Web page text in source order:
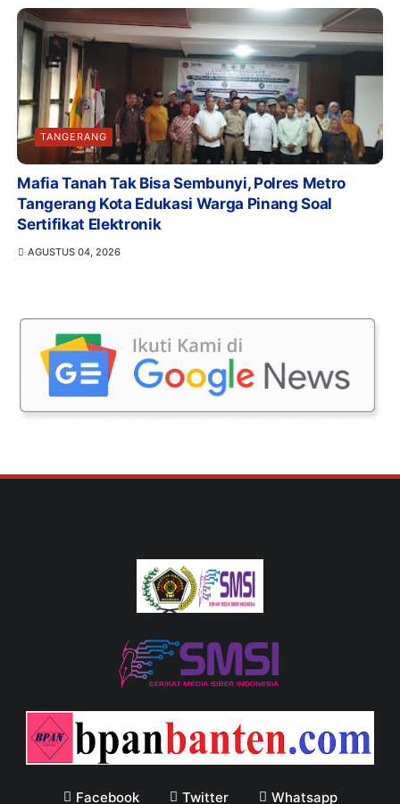
TANGERANG
Mafia Tanah Tak Bisa Sembunyi, Polres Metro
Tangerang Kota Edukasi Warga Pinang Soal
Sertifikat Elektronik
AGUSTUS 04, 2026
Facebook Twitter Whatsapp